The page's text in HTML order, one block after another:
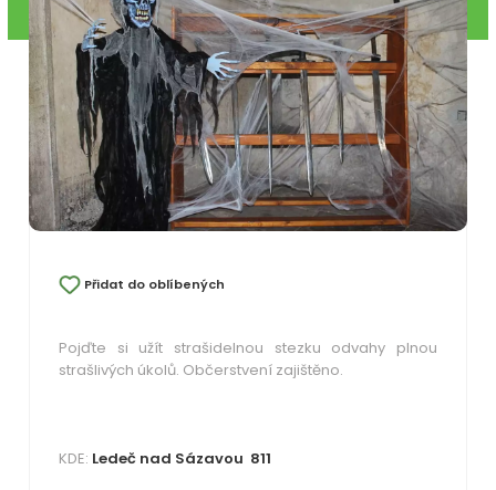
Přidat do oblíbených
Pojďte si užít strašidelnou stezku odvahy plnou
strašlivých úkolů. Občerstvení zajištěno.
KDE: Ledeč nad Sázavou 811